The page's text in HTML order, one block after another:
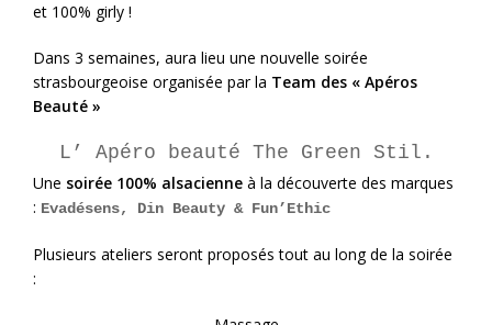
et 100% girly !
Dans 3 semaines, aura lieu une nouvelle soirée
strasbourgeoise organisée par la Team des « Apéros
Beauté »
L’ Apéro beauté The Green Stil.
Une soirée 100% alsacienne à la découverte des marques
: Evadésens, Din Beauty & Fun’Ethic
Plusieurs ateliers seront proposés tout au long de la soirée
: